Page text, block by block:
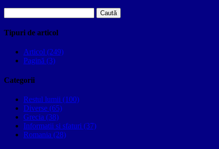
după:
Tipuri de articol
Articol (249)
Pagină (3)
Categorii
Restul lumii (100)
Diverse (65)
Grecia (38)
Informatii si sfaturi (37)
Romania (28)